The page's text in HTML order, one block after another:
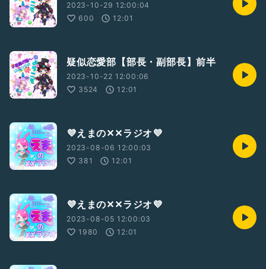
2023-10-29 12:00:04
600
12:01
疑似恋愛部【部長・副部長】前半
2023-10-22 12:00:06
3524
12:01
💜えまの✕✕ラジオ💜
2023-08-06 12:00:03
381
12:01
💜えまの✕✕ラジオ💜
2023-08-05 12:00:03
1980
12:01